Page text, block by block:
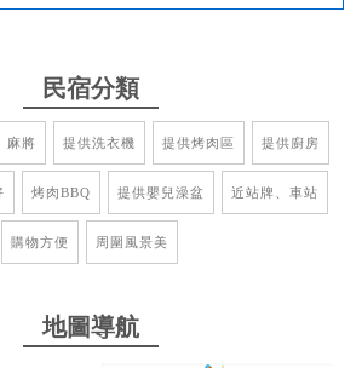
2025-03-05 18:12:46
的服務，一進門所有設備應有盡有，佈
舒適，唱歌、烤肉用具什麼都有，真的
一天後，還可以就近到老街吃東西或買
一定要特別分享他們家的備品，小到從衛
民宿分類
麻將 提供洗衣機 提供烤肉區 提供廚房
烤肉BBQ 提供嬰兒澡盆 近站牌、車站
購物方便 周圍風景美
地圖導航